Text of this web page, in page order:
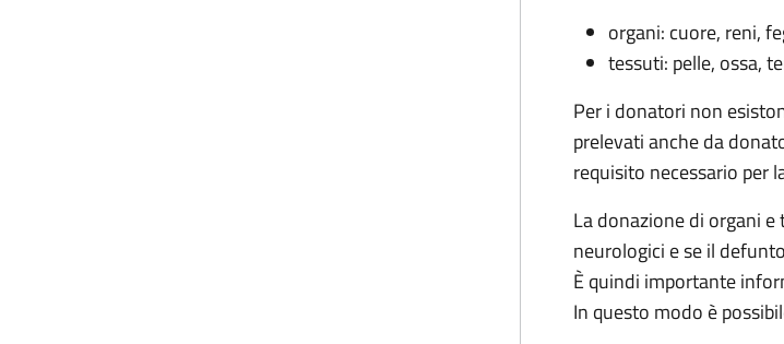
organi: cuore, reni,
tessuti: pelle, ossa,
Per i donatori non
prelevati anche da
requisito necessario per
La donazione di organi
neurologici e se il
È quindi importante
In questo modo è